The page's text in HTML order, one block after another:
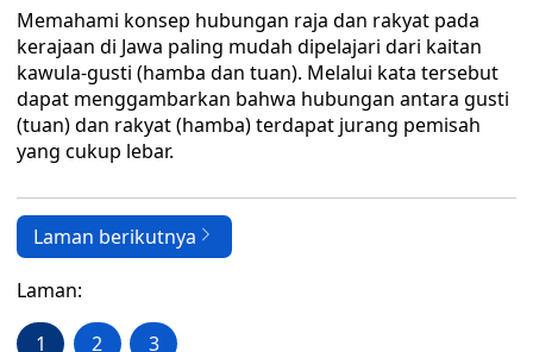
Memahami konsep hubungan raja dan rakyat pada
kerajaan di Jawa paling mudah dipelajari dari kaitan
kawula-gusti (hamba dan tuan). Melalui kata tersebut
dapat menggambarkan bahwa hubungan antara gusti
(tuan) dan rakyat (hamba) terdapat jurang pemisah
yang cukup lebar.
Laman berikutnya
Laman:
1 2 3